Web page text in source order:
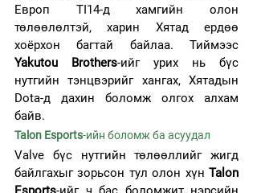
Европ TI14-д хамгийн олон
төлөөлөлтэй, харин Хятад ердөө
Yakutou Brothers-ийг урих нь бүс
нутгийн тэнцвэрийг хангах, Хятадын
Dota-д дахин боломж олгох алхам
байв.
Talon Esports-ийн боломж ба асуудал
Valve бүс нутгийн төлөөллийг жигд
байлгахыг зорьсон тул олон хүн Talon